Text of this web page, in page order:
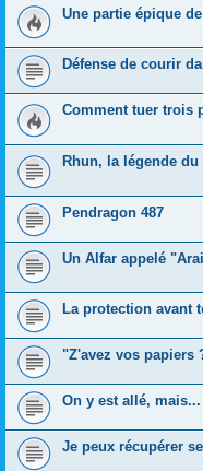
Une partie épique
Défense de courir
Comment tuer trois
Rhun, la légende
Pendragon 487
Un Alfar appelé
La protection avant
"Z'avez vos papiers
On y est allé,
Je peux récupérer